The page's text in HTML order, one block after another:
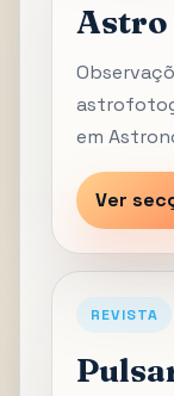
Astro
em
Ver
REVISTA